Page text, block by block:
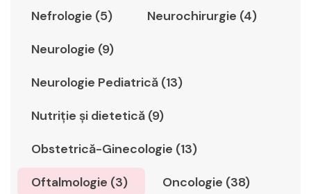
Nefrologie (5)
Neurochirurgie (4)
Neurologie (9)
Neurologie Pediatrică (13)
Nutriție și dietetică (9)
Obstetrică-Ginecologie (13)
Oftalmologie (3)
Oncologie (38)